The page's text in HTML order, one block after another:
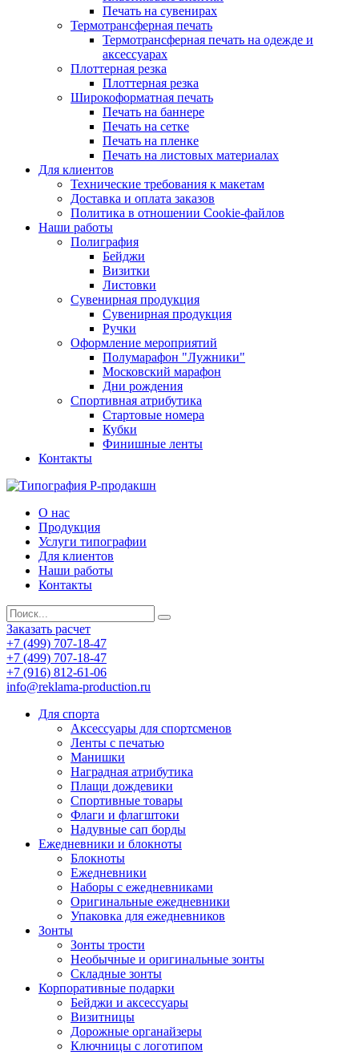
Печать на сувенирах
Термотрансферная печать
Термотрансферная печать на одежде и
аксессуарах
Плоттерная резка
Плоттерная резка
Широкоформатная печать
Печать на баннере
Печать на сетке
Печать на пленке
Печать на листовых материалах
Для клиентов
Технические требования к макетам
Доставка и оплата заказов
Политика в отношении Cookie-файлов
Наши работы
Полиграфия
Бейджи
Визитки
Листовки
Сувенирная продукция
Сувенирная продукция
Ручки
Оформление мероприятий
Полумарафон "Лужники"
Московский марафон
Дни рождения
Спортивная атрибутика
Стартовые номера
Кубки
Финишные ленты
Контакты
О нас
Продукция
Услуги типографии
Для клиентов
Наши работы
Контакты
Заказать расчет
+7 (499) 707-18-47
+7 (499) 707-18-47
+7 (916) 812-61-06
info@reklama-production.ru
Для спорта
Аксессуары для спортсменов
Ленты с печатью
Манишки
Наградная атрибутика
Плащи дождевики
Спортивные товары
Флаги и флагштоки
Надувные сап борды
Ежедневники и блокноты
Блокноты
Ежедневники
Наборы с ежедневниками
Оригинальные ежедневники
Упаковка для ежедневников
Зонты
Зонты трости
Необычные и оригинальные зонты
Складные зонты
Корпоративные подарки
Бейджи и аксессуары
Визитницы
Дорожные органайзеры
Ключницы с логотипом